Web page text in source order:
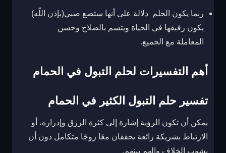
ربما يكون الحلم دلالة على أنها ستضع صبي(بإذن اللّه)
يكون رفيقها في الحياة ويتسم بالصلاح وحسن
المعاملة مع الجميع.
أهم التفسيرات لحلم التبول في الحمام
تفسير حلم التبول الكثير في الحمام
يمكن أن تكون الرؤية إشارة إلى كثرة الرزق وإدراره، أو
الارتباط بشريكة رائعة يحققان معًا زوجًا متكامل دون أن
يشوب الخلاف والهم بينهم.